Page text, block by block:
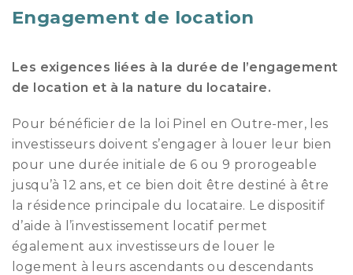
Engagement de location
Les exigences liées à la durée de l’engagement
de location et à la nature du locataire.
Pour bénéficier de la loi Pinel en Outre-mer, les
investisseurs doivent s’engager à louer leur bien
pour une durée initiale de 6 ou 9 prorogeable
jusqu’à 12 ans, et ce bien doit être destiné à être
la résidence principale du locataire. Le dispositif
d’aide à l’investissement locatif permet
également aux investisseurs de louer le
logement à leurs ascendants ou descendants